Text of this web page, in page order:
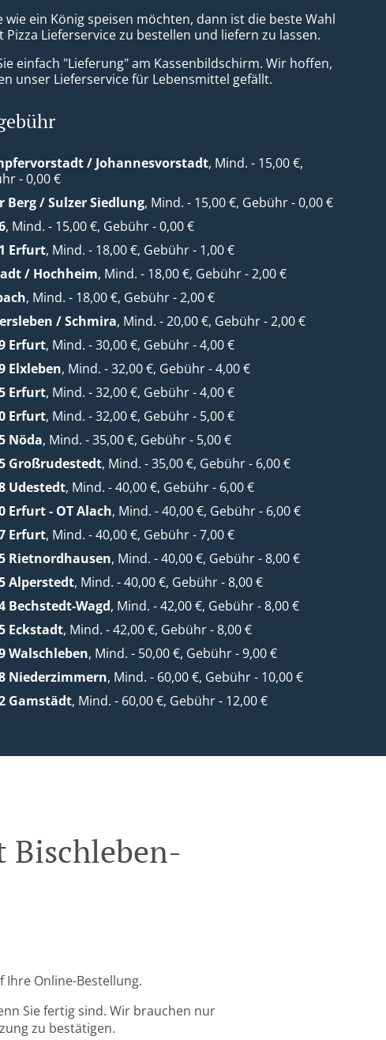
wie ein König speisen möchten, dann ist die beste Wahl
Pizza Lieferservice zu bestellen und liefern zu lassen.
einfach "Lieferung" am Kassenbildschirm. Wir hoffen,
unser Lieferservice für Lebensmittel gefällt.
/ Johannesvorstadt, Mind. - 15,00 €,
- 0,00 €
Berg / Sulzer Siedlung, Mind. - 15,00 €, Gebühr - 0,00 €
, Mind. - 15,00 €, Gebühr - 0,00 €
Erfurt, Mind. - 18,00 €, Gebühr - 1,00 €
/ Hochheim, Mind. - 18,00 €, Gebühr - 2,00 €
, Mind. - 18,00 €, Gebühr - 2,00 €
/ Schmira, Mind. - 20,00 €, Gebühr - 2,00 €
Erfurt, Mind. - 30,00 €, Gebühr - 4,00 €
Elxleben, Mind. - 32,00 €, Gebühr - 4,00 €
Erfurt, Mind. - 32,00 €, Gebühr - 4,00 €
Erfurt, Mind. - 32,00 €, Gebühr - 5,00 €
Nöda, Mind. - 35,00 €, Gebühr - 5,00 €
Großrudestedt, Mind. - 35,00 €, Gebühr - 6,00 €
Udestedt, Mind. - 40,00 €, Gebühr - 6,00 €
Erfurt - OT Alach, Mind. - 40,00 €, Gebühr - 6,00 €
Erfurt, Mind. - 40,00 €, Gebühr - 7,00 €
Rietnordhausen, Mind. - 40,00 €, Gebühr - 8,00 €
Alperstedt, Mind. - 40,00 €, Gebühr - 8,00 €
Bechstedt-Wagd, Mind. - 42,00 €, Gebühr - 8,00 €
Eckstadt, Mind. - 42,00 €, Gebühr - 8,00 €
Walschleben, Mind. - 50,00 €, Gebühr - 9,00 €
Niederzimmern, Mind. - 60,00 €, Gebühr - 10,00 €
Gamstädt, Mind. - 60,00 €, Gebühr - 12,00 €
Ihre Online-Bestellung.
Sie fertig sind. Wir brauchen nur
zu bestätigen.